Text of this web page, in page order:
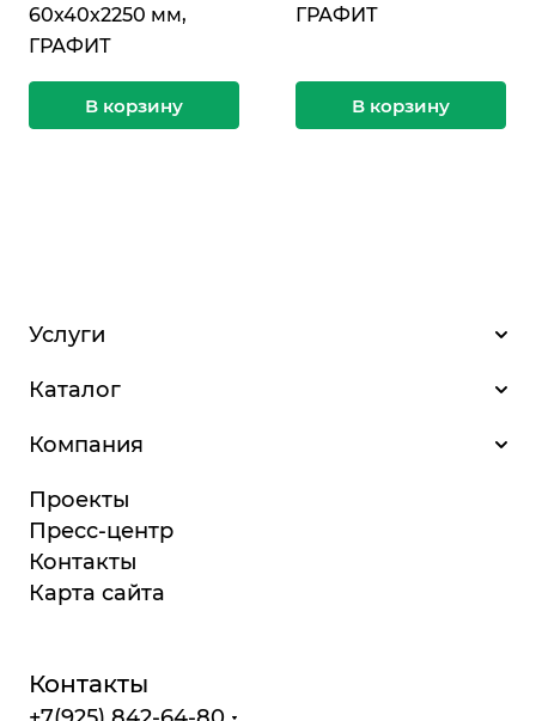
60х40х2250 мм,
ГРАФИТ
В корзину
ГРАФИТ
В корзину
Услуги
Каталог
Компания
Проекты
Пресс-центр
Контакты
Карта сайта
Контакты